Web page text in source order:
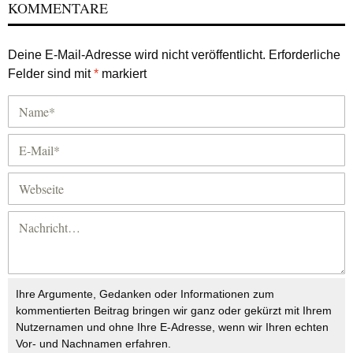
KOMMENTARE
Deine E-Mail-Adresse wird nicht veröffentlicht. Erforderliche
Felder sind mit* markiert
Ihre Argumente, Gedanken oder Informationen zum
kommentierten Beitrag bringen wir ganz oder gekürzt mit Ihrem
Nutzernamen und ohne Ihre E-Adresse, wenn wir Ihren echten
Vor- und Nachnamen erfahren.